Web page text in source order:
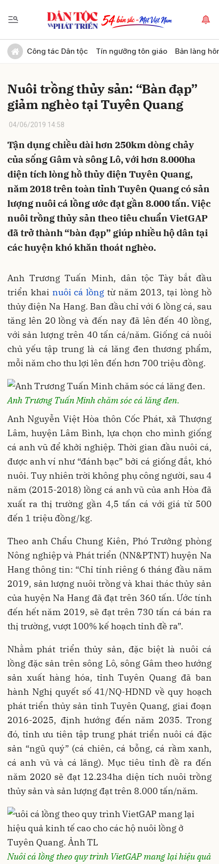
Công tác Dân tộc Tín ngưỡng tôn giáo Bản làng
Nuôi trồng thủy sản: “Bàn đạp”
giảm nghèo tại Tuyên Quang
04/06/2019 14:58
Tận dụng chiều dài hơn 250km dòng chảy
của sống Gâm và sông Lô, với hơn 8.000ha
diện tích lòng hồ thủy điện Tuyên Quang,
năm 2018 trên toàn tỉnh Tuyên Quang có sản
lượng nuôi cá lồng ước đạt gần 8.000 tấn. Việc
nuôi trồng thủy sản theo tiêu chuẩn VietGAP
đã trở thành “bàn đạp” giúp nhiều hộ dân tại
các huyện khó khăn thoát nghèo.
Anh Trương Tuấn Minh, dân tộc Tày bắt đầu
triển khai nuôi cá lồng từ năm 2013, tại lòng hồ
thủy điện Na Hang. Ban đầu chỉ với 6 lồng cá, sau
tăng lên 20 lồng và đến nay đã lên đến 40 lồng,
với sản lượng trên 40 tấn cá/năm. Giống cá nuôi
chủ yếu tập trung là cá lăng đen thương phẩm,
mỗi năm cho thu lợi lên đến hơn 700 triệu đồng.
Anh Trương Tuấn Minh chăm sóc cá lăng đen.
Anh Nguyễn Việt Hòa thôn Cốc Phát, xã Thượng
Lâm, huyện Lâm Bình, lựa chọn cho mình giống
cá anh vũ để khởi nghiệp. Thời gian đầu nuôi cá,
được anh ví như “đánh bạc” bởi cá giống đắt, khó
nuôi. Tuy nhiên trời không phụ công người, sau 4
năm (2015-2018) lồng cá anh vũ của anh Hòa đã
xuất ra thị trường gần 4,5 tấn cá với giá từ 500
đến 1 triệu đồng/kg.
Theo anh Chẩu Chung Kiên, Phó Trưởng phòng
Nông nghiệp và Phát triển (NN&PTNT) huyện Na
Hang thông tin: “Chỉ tính riêng 6 tháng đầu năm
2019, sản lượng nuôi trồng và khai thác thủy sản
của huyện Na Hang đã đạt trên 360 tấn. Ước tính
đến hết năm 2019, sẽ đạt trên 730 tấn cá bán ra
thị trường, vượt 100% kế hoạch tỉnh đề ra”.
Nhằm phát triển thủy sản, đặc biệt là nuôi cá
lồng đặc sản trên sông Lô, sông Gâm theo hướng
sản xuất hàng hóa, tỉnh Tuyên Quang đã ban
hành Nghị quyết số 41/NQ-HDND về quy hoạch
phát triển thủy sản tỉnh Tuyên Quang, giai đoạn
2016-2025, định hướng đến năm 2035. Trong
đó, tỉnh ưu tiên tập trung phát triển nuôi cá đặc
sản “ngũ quý” (cá chiên, cá bỗng, cá rầm xanh,
cá anh vũ và cá lăng). Mục tiêu tỉnh đề ra đến
năm 2020 sẽ đạt 12.234ha diện tích nuôi trồng
thủy sản và sản lượng đạt trên 8.000 tấn/năm.
Nuôi cá lồng theo quy trình VietGAP mang lại hiệu quả
Gửi bình luận
Hủy Gửi